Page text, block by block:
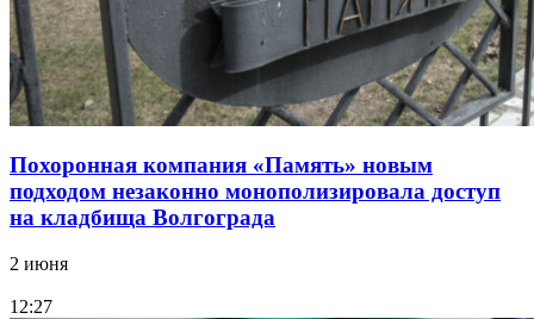
Похоронная компания «Память» новым
подходом незаконно монополизировала доступ
на кладбища Волгограда
2 июня
12:27